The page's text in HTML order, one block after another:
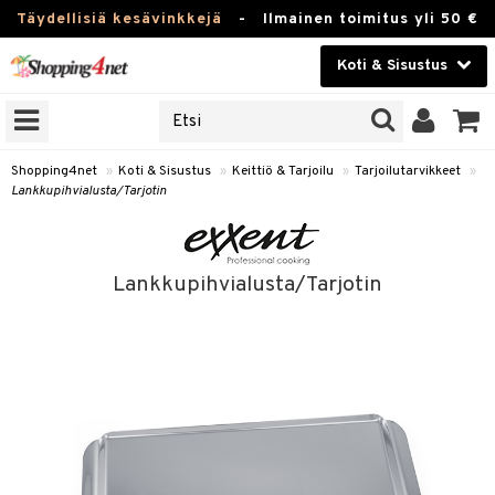
Täydellisiä kesävinkkejä - Ilmainen toimitus yli 50 €
Koti & Sisustus
Kauneudenhoito
Piilolinssit
Tuotemerkkejä
Kampanjat
Shopping4net » Koti & Sisustus » Keittiö & Tarjoilu » Tarjoilutarvikkeet »
Lankkupihvialusta/Tarjotin
Lankkupihvialusta/Tarjotin
Tee & Espresso